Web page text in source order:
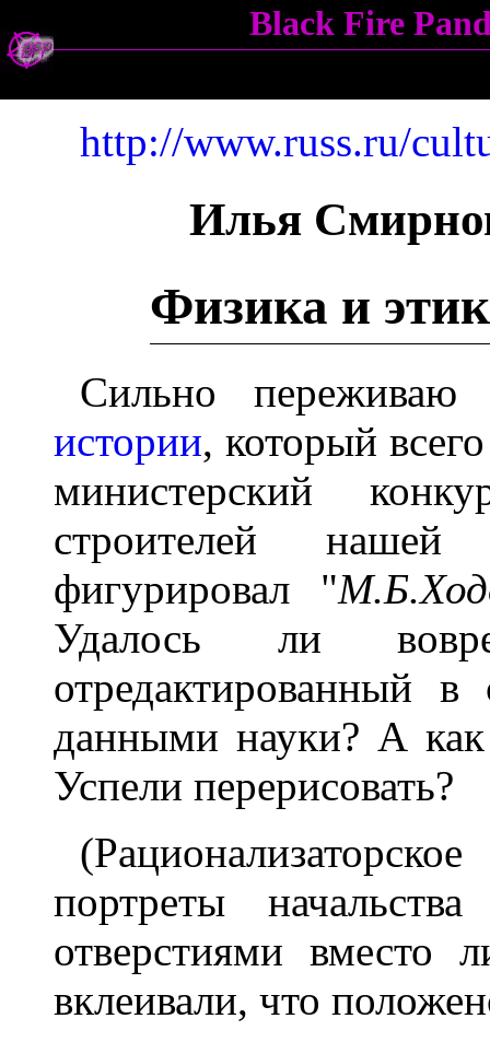
Black Fire
http://www.russ.ru/
Илья
Физика и
Сильно
истории, который
министерский
строителей
фигурировал "
Удалось ли
отредактированный в
данными науки? А как
Успели перерисовать?
портреты
отверстиями вместо
вклеивали, что